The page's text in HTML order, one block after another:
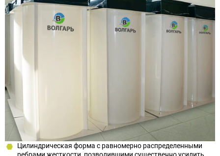
Цилиндрическая форма с равномерно распределенными
ребрами жесткости, позволившими существенно усилить